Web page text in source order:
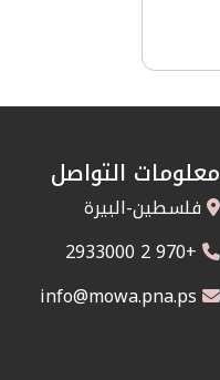
معلومات التواصل
فلسطين-البيرة
+970 2 2933000
info@mowa.pna.ps